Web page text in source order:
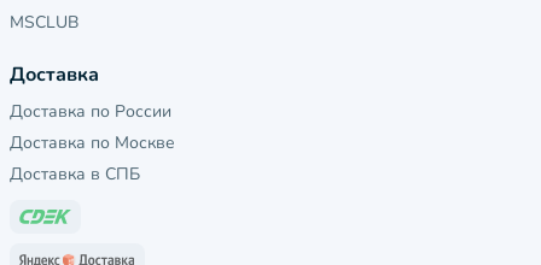
MSCLUB
Доставка
Доставка по России
Доставка по Москве
Доставка в СПБ